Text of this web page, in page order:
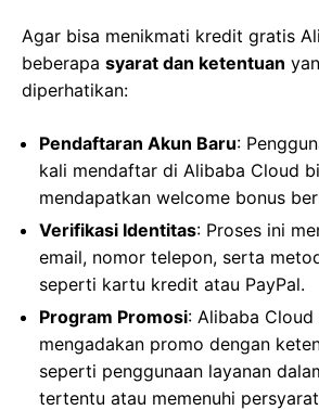
Agar bisa menikmati kredit gratis
beberapa syarat dan ketentuan
diperhatikan:
Pendaftaran Akun Baru:
kali mendaftar di Alibaba Cloud
mendapatkan welcome bonus
Verifikasi Identitas: Proses ini
email, nomor telepon, serta
seperti kartu kredit atau PayPal.
Program Promosi: Alibaba Cloud
mengadakan promo dengan
seperti penggunaan layanan
tertentu atau memenuhi